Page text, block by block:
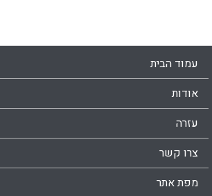
WhatsApp
Facebook
Email
X
עמוד הבית
אודות
עזרה
צרו קשר
מפת אתר